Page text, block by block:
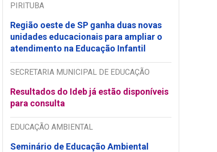
PIRITUBA
Região oeste de SP ganha duas novas
unidades educacionais para ampliar o
atendimento na Educação Infantil
SECRETARIA MUNICIPAL DE EDUCAÇÃO
Resultados do Ideb já estão disponíveis
para consulta
EDUCAÇÃO AMBIENTAL
Seminário de Educação Ambiental